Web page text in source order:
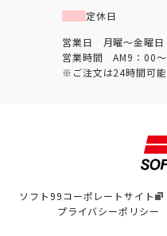
定休日
営業日 月曜～金曜日
営業時間 AM9：00
※ご注文は24時間可能
ソフト99コーポレートサイト
プライバシーポリシー